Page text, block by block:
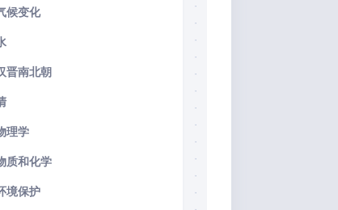
候变化
晋南北朝
理学
质和化学
境保护